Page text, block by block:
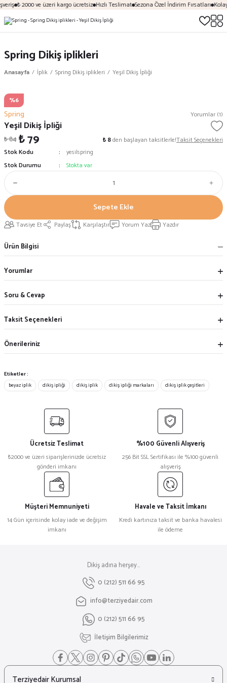
₺ 2000 ve üzeri kargo ücretsiz Hızlı Teslimat Sezona Özel İndirim Fırsatları
Spring Dikiş iplikleri
Anasayfa İplik Spring Dikiş iplikleri Yeşil Dikiş İpliği
%6
Spring Yorumlar (1)
Yeşil Dikiş İpliği
₺ 84₺ 79 ₺ 8den başlayan taksitlerle!Taksit Seçenekleri
Stok Kodu
yesilspring
Stok Durumu
Stokta var
Sepete Ekle
Tavsiye Et Paylaş Karşılaştır Yorum Yaz Yazdır
Ürün Bilgisi
Yorumlar
Soru & Cevap
Taksit Seçenekleri
Önerileriniz
Etiketler :
beyaz iplik
dikiş ipliği dikiş iplik dikiş ipliği markaları dikiş iplik çeşitleri
Ücretsiz Teslimat
₺2000 ve üzeri siparişlerinizde ücretsiz
gönderi imkanı
%100 Güvenli Alışveriş
256 Bit SSL Sertifikası ile %100 güvenli
alışveriş
Müşteri Memnuniyeti
14 Gün içerisinde kolay iade ve değişim
imkanı
Havale ve Taksit İmkanı
Kredi kartınıza taksit ve banka havalesi
ile ödeme
Dikiş adına herşey...
0 (212) 511 66 95
info@terziyedair.com
0 (212) 511 66 95
İletişim Bilgilerimiz
Terziyedair Kurumsal